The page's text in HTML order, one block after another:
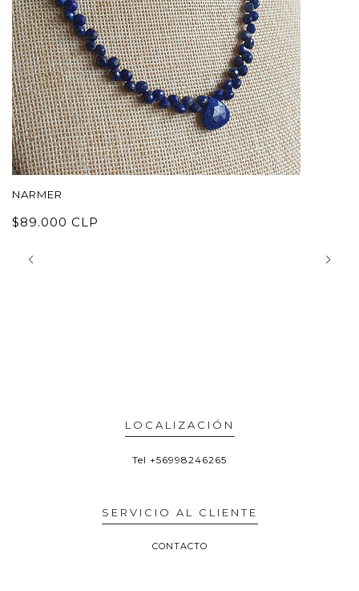
NARMER
$89.000 CLP
LOCALIZACIÓN
Tel +56998246265
SERVICIO AL CLIENTE
CONTACTO